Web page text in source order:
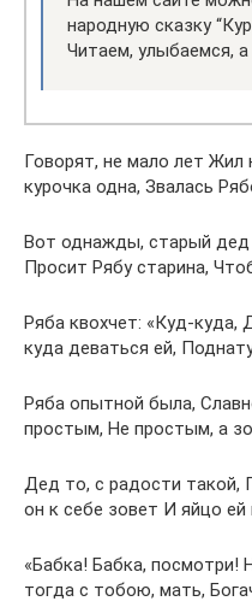
народную сказку
Читаем, улыбаемся,
Говорят, не мало лет Жил
курочка одна, Звалась
Вот однажды, старый дед
Просит Рябу старина,
Ряба квохчет: «Куд-куда,
куда деваться ей,
Ряба опытной была,
простым, Не простым, а
Дед то, с радости такой,
он к себе зовет И яйцо ей
«Бабка! Бабка,
тогда с тобою, мать,